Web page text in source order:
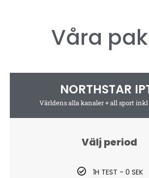
Våra
NORTHSTAR
Världens alla kanaler + all sport
Välj period
1H TEST - 0 SEK